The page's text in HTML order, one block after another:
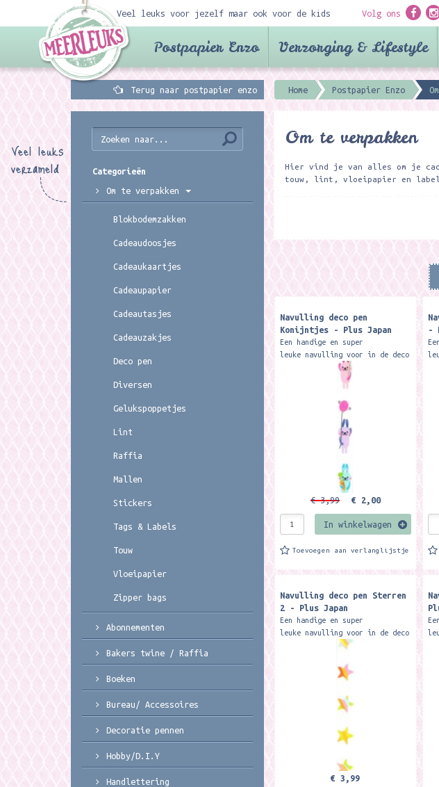
Veel leuks voor jezelf maar ook voor de kids Volg ons
Postpapier Enzo Verzorging & Lifestyle
Terug naar postpapier enzo Home Postpapier Enzo
Om te verpakken
Hier vind je van alles om je
touw, lint, vloeipapier en
Navulling deco pen
Konijntjes - Plus Japan
Een handige en super
leuke navulling voor in de deco
pen. Zo kun je met één deco pen
super veel verschillende
€ 3,99 € 2,00
In winkelwagen
Toevoegen aan verlanglijstje
-
Navulling deco pen Sterren
2 - Plus Japan
Een handige en super
leuke navulling voor in de deco
pen. Zo kun je met één deco pen
designs maken. Te...
€ 3,99
Veel leuks
verzameld
Categorieën
Om te verpakken
Blokbodemzakken
Cadeaudoosjes
Cadeaukaartjes
Cadeaupapier
Cadeautasjes
Cadeauzakjes
Deco pen
Diversen
Gelukspoppetjes
Lint
Raffia
Mallen
Stickers
Tags & Labels
Touw
Vloeipapier
Zipper bags
Abonnementen
Bakers twine / Raffia
Boeken
Bureau/ Accessoires
Decoratie pennen
Hobby/D.I.Y
Handlettering